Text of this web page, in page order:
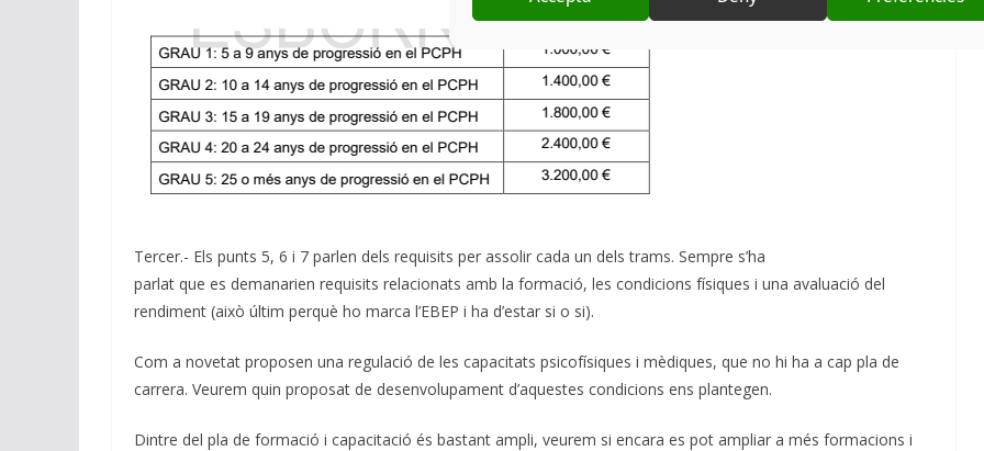
Tercer.- Els punts 5, 6 i 7 parlen dels requisits per assolir cada un dels trams. Sempre s’ha
parlat que es demanarien requisits relacionats amb la formació, les condicions físiques i una avaluació del
rendiment (això últim perquè ho marca l’EBEP i ha d’estar si o si).
Com a novetat proposen una regulació de les capacitats psicofísiques i mèdiques, que no hi ha a cap pla de
carrera. Veurem quin proposat de desenvolupament d’aquestes condicions ens plantegen.
Dintre del pla de formació i capacitació és bastant ampli, veurem si encara es pot ampliar a més formacions i